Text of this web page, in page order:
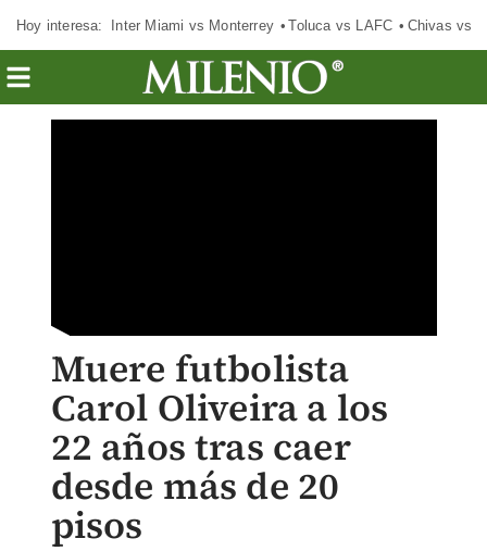
Hoy interesa: Inter Miami vs Monterrey Toluca vs LAFC Chivas vs
Muere futbolista
Carol Oliveira a los
22 años tras caer
desde más de 20
pisos